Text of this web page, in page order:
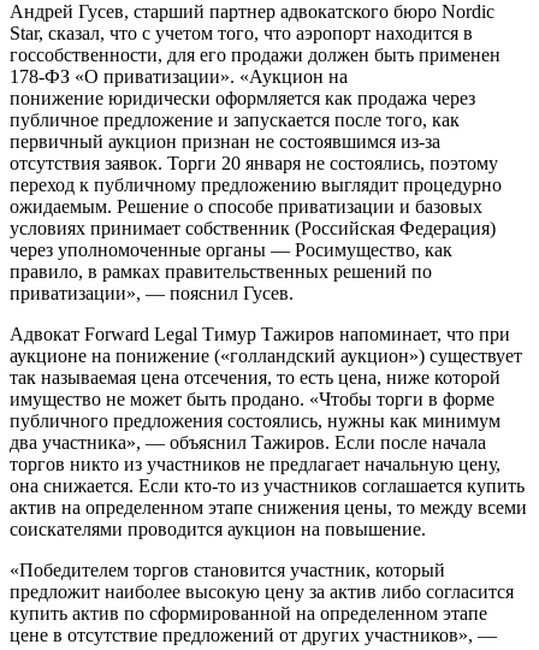
Андрей Гусев, старший партнер адвокатского бюро Nordic
Star, сказал, что с учетом того, что аэропорт находится в
госсобственности, для его продажи должен быть применен
178-ФЗ «О приватизации». «Аукцион на
понижение юридически оформляется как продажа через
публичное предложение и запускается после того, как
первичный аукцион признан не состоявшимся из-за
отсутствия заявок. Торги 20 января не состоялись, поэтому
переход к публичному предложению выглядит процедурно
ожидаемым. Решение о способе приватизации и базовых
условиях принимает собственник (Российская Федерация)
через уполномоченные органы — Росимущество, как
правило, в рамках правительственных решений по
приватизации», — пояснил Гусев.
Адвокат Forward Legal Тимур Тажиров напоминает, что при
аукционе на понижение («голландский аукцион») существует
так называемая цена отсечения, то есть цена, ниже которой
имущество не может быть продано. «Чтобы торги в форме
публичного предложения состоялись, нужны как минимум
два участника», — объяснил Тажиров. Если после начала
торгов никто из участников не предлагает начальную цену,
она снижается. Если кто-то из участников соглашается купить
актив на определенном этапе снижения цены, то между всеми
соискателями проводится аукцион на повышение.
«Победителем торгов становится участник, который
предложит наиболее высокую цену за актив либо согласится
купить актив по сформированной на определенном этапе
цене в отсутствие предложений от других участников», —